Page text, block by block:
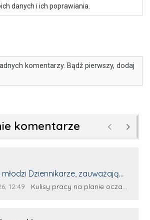
danych i ich poprawiania.
komentarzy. Bądź pierwszy, dodaj
komentarze Poprzednie
młodzi Dziennikarze, zauważają
które dopiero wkraczają
komentarza:
12:49 Źródło komentarza:
Kulisy pracy na planie oczami młodego filmowca